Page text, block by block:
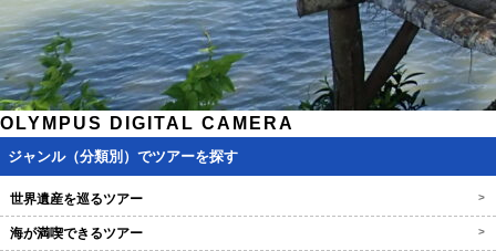
OLYMPUS DIGITAL CAMERA
ジャンル（分類別）でツアーを探す
世界遺産を巡るツアー >
海が満喫できるツアー >